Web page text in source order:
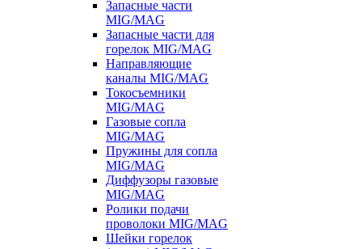
Запасные части
MIG/MAG
Запасные части для
горелок MIG/MAG
Направляющие
каналы MIG/MAG
Токосъемники
MIG/MAG
Газовые сопла
MIG/MAG
Пружины для сопла
MIG/MAG
Диффузоры газовые
MIG/MAG
Ролики подачи
проволоки MIG/MAG
Шейки горелок